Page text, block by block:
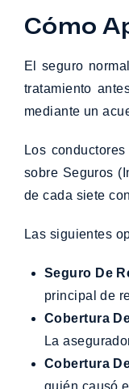
Cómo
El seguro
tratamiento
mediante un
Los
sobre Seguros
de cada siete
Las siguientes
Seguro De
principal de
Cobertura
La
Cobertura
quién causó